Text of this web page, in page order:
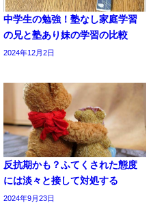
中学生の勉強！塾なし家庭学習
の兄と塾あり妹の学習の比較
2024年12月2日
反抗期かも？ふてくされた態度
には淡々と接して対処する
2024年9月23日